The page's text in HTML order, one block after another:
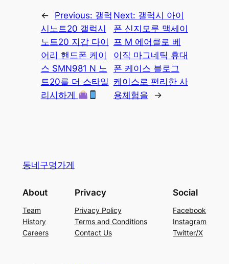
← Previous: 갤럭
시노트20 갤럭시
노트20 지갑 다이
어리 핸드폰 케이
스 SMN981 N 노
트20를 더 스타일
리시하게
Next: 갤럭시 아이
폰 신지모루 맥세이
프 M 에어클로 베
이직 마그네틱 휴대
폰 케이스 블로그
케이스로 편리한 사
용체험을
→
동네구멍가게
About
Team
History
Careers
Privacy
Privacy Policy
Terms and Conditions
Contact Us
Social
Facebook
Instagram
Twitter/X